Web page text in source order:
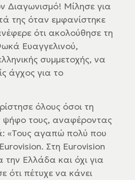
Διαγωνισμό! Μίλησε για
της όταν εμφανίστηκε
ότι ακολούθησε τη
Ευαγγελινού,
συμμετοχής, να
άγχος για το
όλους όσοι τη
ψήφο τους, αναφέροντας
«Τους αγαπώ πολύ που
Στη Eurovision
Ελλάδα και όχι για
ότι πέτυχε να κάνει